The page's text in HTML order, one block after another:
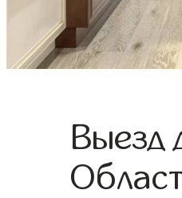
Выезд